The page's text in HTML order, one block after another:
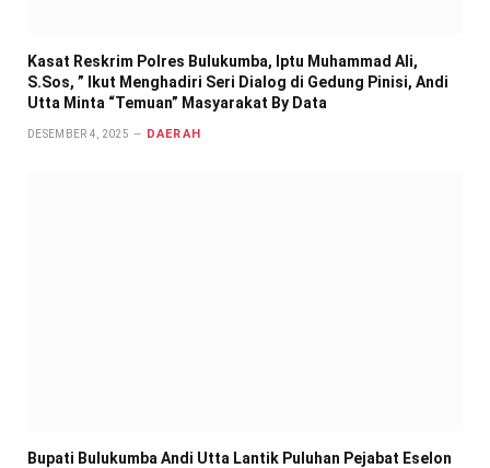
Kasat Reskrim Polres Bulukumba, Iptu Muhammad Ali,
S.Sos, ” Ikut Menghadiri Seri Dialog di Gedung Pinisi, Andi
Utta Minta “Temuan” Masyarakat By Data
DESEMBER 4, 2025 DAERAH
Bupati Bulukumba Andi Utta Lantik Puluhan Pejabat Eselon